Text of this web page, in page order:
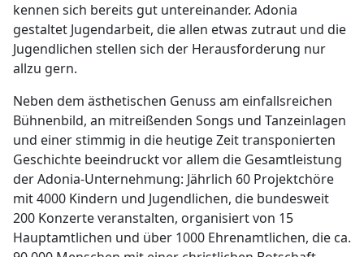
kennen sich bereits gut untereinander. Adonia
gestaltet Jugendarbeit, die allen etwas zutraut und die
Jugendlichen stellen sich der Herausforderung nur
allzu gern.
Neben dem ästhetischen Genuss am einfallsreichen
Bühnenbild, an mitrei­ßenden Songs und Tanzeinlagen
und einer stimmig in die heutige Zeit transponierten
Geschichte beeindruckt vor allem die Gesamtleistung
der Adonia-Unternehmung: Jährlich 60 Projektchöre
mit 4000 Kindern und Jugendlichen, die bundesweit
200 Konzerte veranstalten, organisiert von 15
Hauptamtlichen und über 1000 Ehrenamtlichen, die ca.